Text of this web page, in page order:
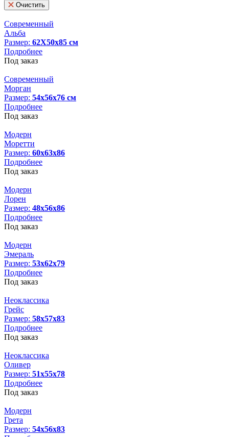
Очистить
Современный
Альба
Размер: 62Х50х85 см
Подробнее
Под заказ
Современный
Морган
Размер: 54х56х76 см
Подробнее
Под заказ
Модерн
Моретти
Размер: 60х63х86
Подробнее
Под заказ
Модерн
Лорен
Размер: 48х56х86
Подробнее
Под заказ
Модерн
Эмераль
Размер: 53х62х79
Подробнее
Под заказ
Неоклассика
Грейс
Размер: 58х57х83
Подробнее
Под заказ
Неоклассика
Оливер
Размер: 51х55х78
Подробнее
Под заказ
Модерн
Грета
Размер: 54х56х83